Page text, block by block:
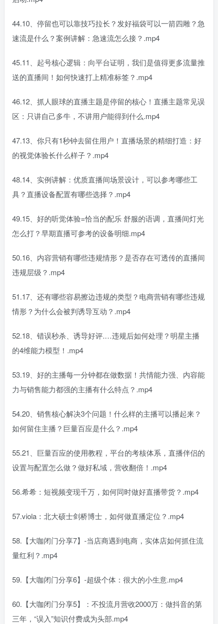
44.10、停留也可以靠技巧拉长？发好福袋可以一箭四雕？急
速流是什么？案例讲解：急速流怎么接？.mp4
45.11、起号核心逻辑：向平台证明，我们是值得更多流量推
送的直播间！如何快速打上精准标签？.mp4
46.12、抓人眼球的直播主题是停留的核心！直播主题常见误
区：只讲自己多牛，不讲用户能得到什么.mp4
47.13、你只有1秒钟去留住用户！直播场景的精细打造：好
的视觉体验长什么样子？.mp4
48.14、实例讲解：优质直播间场景设计，可以参考哪些工
具？直播设备配置有哪些选择？.mp4
49.15、好的听觉体验=恰当的配乐 舒服的语调，直播间灯光
怎么打？早期直播可参考的设备明细.mp4
50.16、内容营销有哪些违规情形？是否存在可透传的直播间
违规层级？.mp4
51.17、还有哪些容易擦边违规的类型？电商营销有哪些违规
情形？为什么会被判诱导互动？.mp4
52.18、错误秒杀、诱导好评.…违规后如何处理？明星主播
的4维能力模型！.mp4
53.19、好的主播每一分钟都在做数据！共情能力强、内容能
力与销售能力都强的主播有什么特点？.mp4
54.20、销售核心解决3个问题！什么样的主播可以播起来？
如何留住主播？巨量百应是什么？.mp4
55.21、巨量百应的使用教程，平台的考核体系，直播伴侣的
设置与配置怎么做？做好私域，营收翻倍！.mp4
56.希希：短视频变现千万，如何同时做好直播带货？.mp4
57.viola：北大硕士剑桥博士，如何做直播定位？.mp4
58.【大咖闭门分享7】-当店商遇到电商，实体店如何抓住流
量红利？.mp4
59.【大咖闭门分享6】-超级个体：很大的小生意.mp4
60.【大咖闭门分享5】：不投流月营收2000万：做抖音的第
三年，“误入”知识付费成为头部.mp4